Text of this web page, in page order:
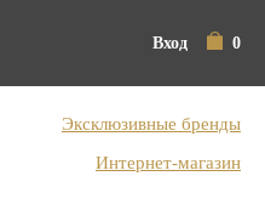
Вход 0
Эксклюзивные бренды
Интернет-магазин